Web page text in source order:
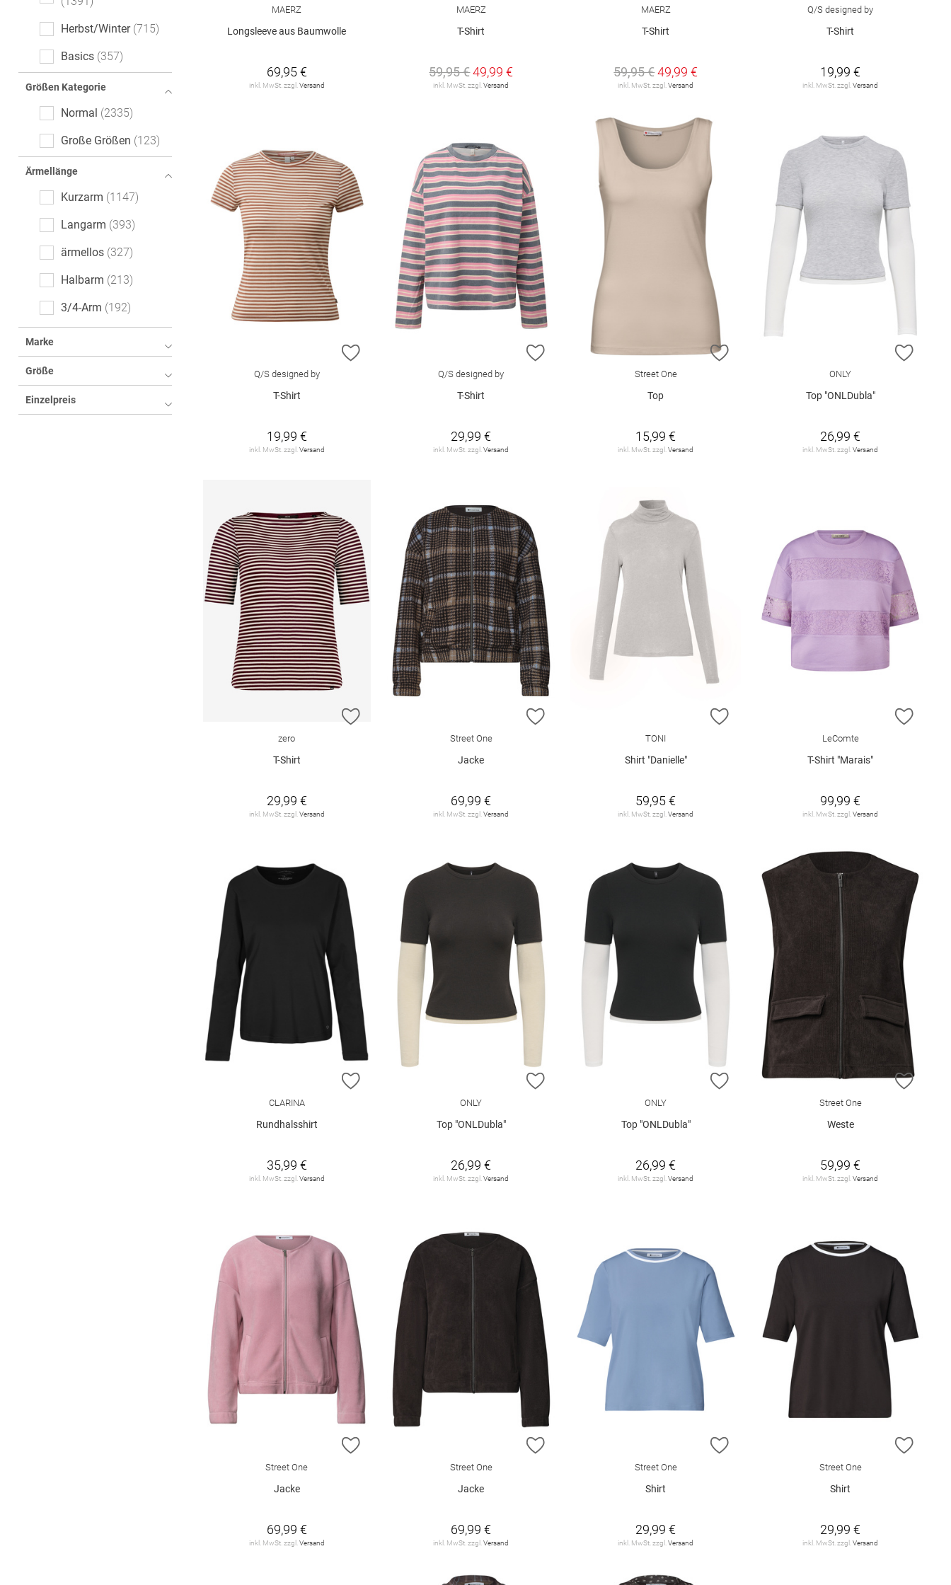
Flared Fit
Logoprint 31
gepunktet
15
leopard 11
Paisley-Muster
kariert
Color-Blocking
Denim
Ethno 3
Farbverlauf 2
Fischgrätmuster 2
Hahnentritt 2
Herbst/Winter 715
Basics 357
Größen Kategorie
Normal 2335
Große Größen 123
Ärmellänge
Kurzarm 1147
Langarm 393
ärmellos 327
Halbarm 213
3/4-Arm 192
Marke
Größe
Einzelpreis
MAERZ
Longsleeve aus Baumwolle
69,95 €
inkl. MwSt. zzgl. Versand
MAERZ
T-Shirt
59,95 €49,99 €
inkl. MwSt. zzgl.Versand
MAERZ
T-Shirt
59,95 €49,99 €
inkl. MwSt. zzgl.Versand
Q/S designed by
T-Shirt
19,99 €
inkl. MwSt. zzgl.Versand
ZUR WUNSCHLISTE HINZUFÜGEN
Q/S designed by
T-Shirt
19,99 €
inkl. MwSt. zzgl. Versand
ZUR WUNSCHLISTE HINZUFÜGEN
Q/S designed by
T-Shirt
29,99 €
inkl. MwSt. zzgl.Versand
Street One
Top
15,99 €
inkl. MwSt. zzgl.Versand
ZUR
ONLY
Top "ONLDubla"
26,99 €
inkl. MwSt. zzgl.Versand
ZUR WUNSCHLISTE HINZUFÜGEN
zero
T-Shirt
29,99 €
inkl. MwSt. zzgl. Versand
ZUR WUNSCHLISTE HINZUFÜGEN
Street One
Jacke
69,99 €
inkl. MwSt. zzgl.Versand
TONI
Shirt "Danielle"
59,95 €
inkl. MwSt. zzgl.Versand
ZUR
LeComte
T-Shirt "Marais"
99,99 €
inkl. MwSt. zzgl.Versand
ZUR WUNSCHLISTE HINZUFÜGEN
CLARINA
Rundhalsshirt
35,99 €
inkl. MwSt. zzgl. Versand
ZUR WUNSCHLISTE HINZUFÜGEN
ONLY
Top "ONLDubla"
26,99 €
inkl. MwSt. zzgl.Versand
ZUR WUNSCHLISTE HINZUFÜGEN
ONLY
Top "ONLDubla"
26,99 €
inkl. MwSt. zzgl.Versand
ZUR
Street One
Weste
59,99 €
inkl. MwSt. zzgl.Versand
ZUR WUNSCHLISTE HINZUFÜGEN
Street One
Jacke
69,99 €
inkl. MwSt. zzgl. Versand
ZUR WUNSCHLISTE HINZUFÜGEN
Street One
Jacke
69,99 €
inkl. MwSt. zzgl.Versand
Street One
Shirt
29,99 €
inkl. MwSt. zzgl.Versand
ZUR
Street One
Shirt
29,99 €
inkl. MwSt. zzgl.Versand